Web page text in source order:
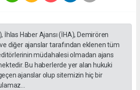
İhlas Haber Ajansı (İHA), Demirören
ve diğer ajanslar tarafından eklenen tüm
müdahalesi olmadan ajans
Bu haberlerde yer alan hukuki
ajanslar olup sitemizin hiç bir